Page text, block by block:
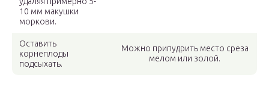
10 мм макушки
моркови.
Оставить
корнеплоды
подсыхать.
Можно припудрить место среза
мелом или золой.